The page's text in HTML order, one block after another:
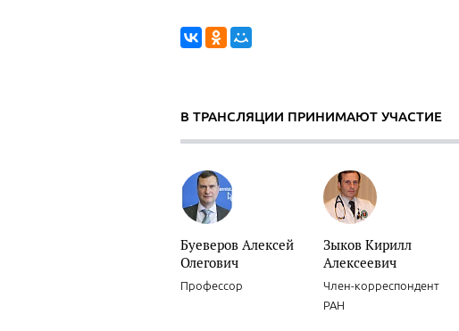
В ТРАНСЛЯЦИИ ПРИНИМАЮТ УЧАСТИЕ
Буеверов Алексей
Олегович
Профессор
Зыков Кирилл
Алексеевич
Член-корреспондент
РАН